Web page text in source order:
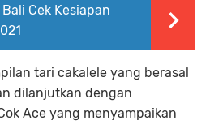
Cek Kesiapan
tari cakalele yang berasal
dilanjutkan dengan
Ace yang menyampaikan